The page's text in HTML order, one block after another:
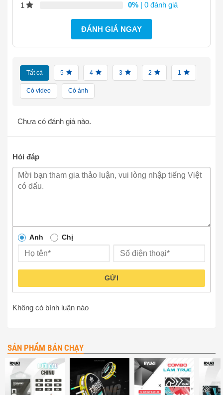
1
0% | 0 đánh giá
ĐÁNH GIÁ NGAY
Tất cả 5 4 3 2 1
Có video Có ảnh
Chưa có đánh giá nào.
Hỏi đáp
Anh Chị
GỬI
Không có bình luận nào
SẢN PHẨM BÁN CHẠY